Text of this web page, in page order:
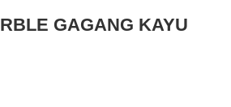
GAGANG KAYU